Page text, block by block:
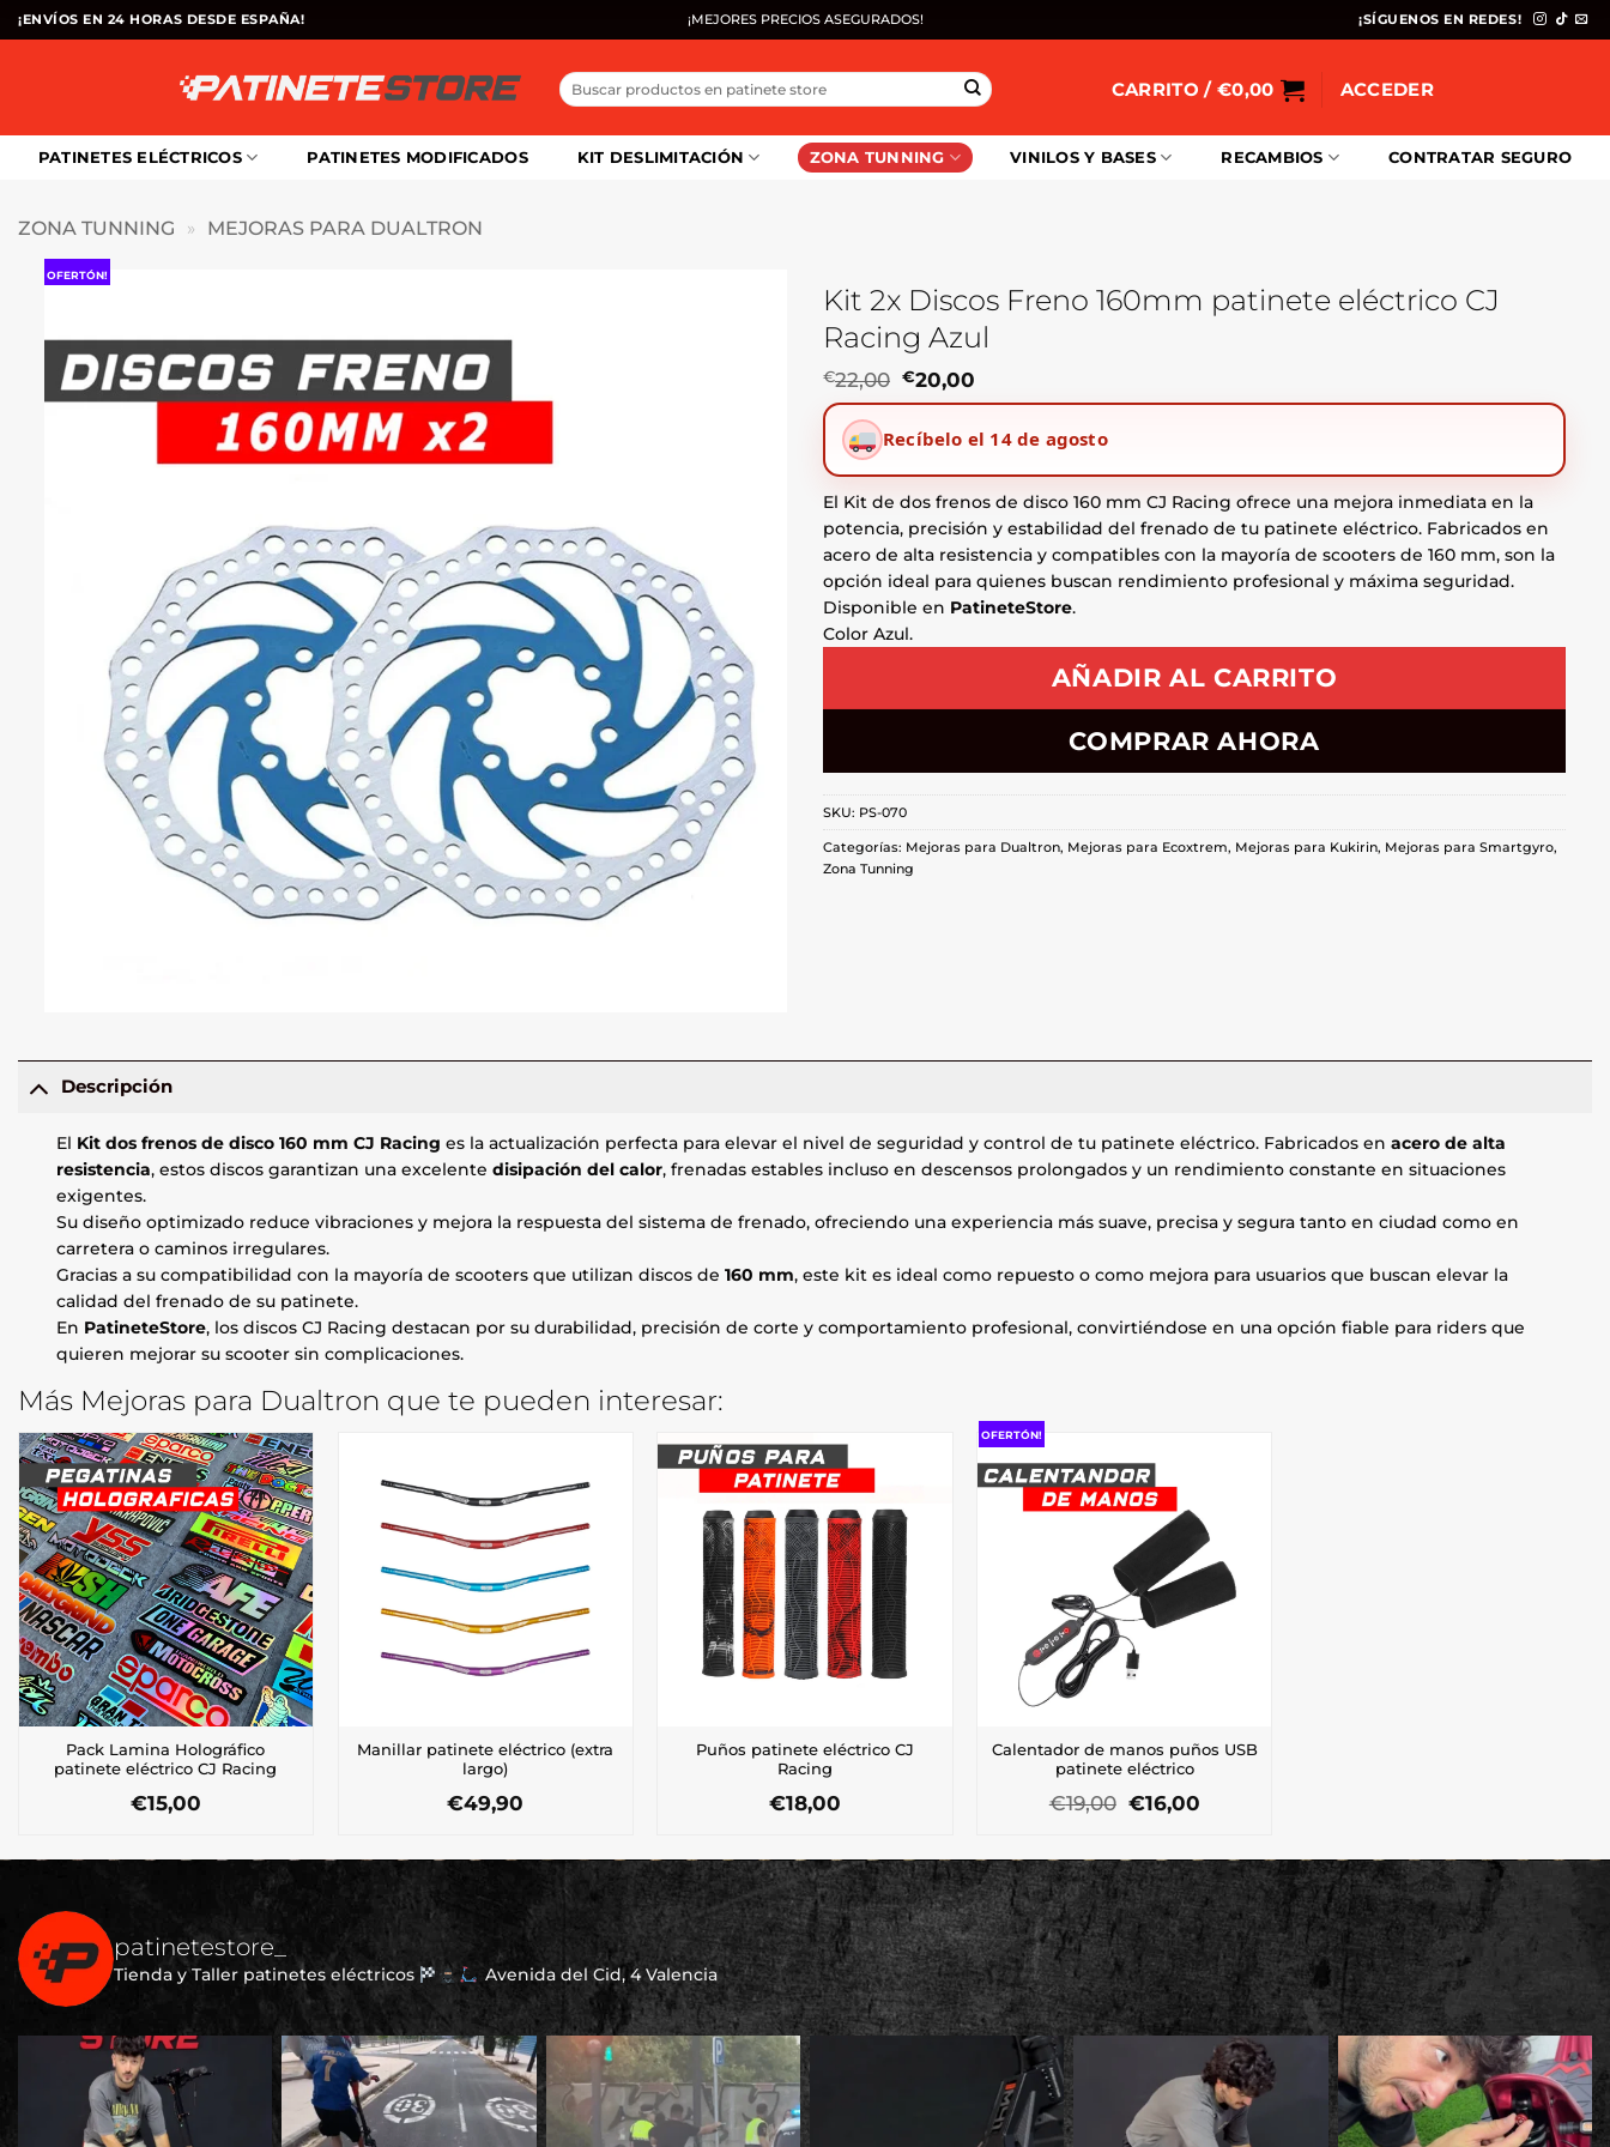
Saltar
al
¡ENVÍOS EN 24 HORAS DESDE ESPAÑA! ¡MEJORES PRECIOS ASEGURADOS! ¡SÍGUENOS EN REDES!
Buscar
por:
CARRITO / €0,00 ACCEDER
PATINETES ELÉCTRICOS PATINETES MODIFICADOS KIT DESLIMITACIÓN ZONA TUNNING VINILOS Y BASES RECAMBIOS CONTRATAR SEGURO
ZONA TUNNING » MEJORAS PARA DUALTRON
OFERTÓN!
Kit 2x Discos Freno 160mm patinete eléctrico CJ
Racing Azul
€22,00 El
precio
era:
€20,00
precio
es:
Recíbelo el 14 de agosto
El Kit de dos frenos de disco 160 mm CJ Racing ofrece una mejora inmediata en la
potencia, precisión y estabilidad del frenado de tu patinete eléctrico. Fabricados en
acero de alta resistencia y compatibles con la mayoría de scooters de 160 mm, son la
opción ideal para quienes buscan rendimiento profesional y máxima seguridad.
Disponible en PatineteStore.
Color Azul.
AÑADIR AL CARRITO
COMPRAR AHORA
SKU: PS-070
Categorías: Mejoras para Dualtron, Mejoras para Ecoxtrem, Mejoras para Kukirin, Mejoras para Smartgyro,
Zona Tunning
Descripción
El Kit dos frenos de disco 160 mm CJ Racing es la actualización perfecta para elevar el nivel de seguridad y control de tu patinete eléctrico. Fabricados enacero de alta
resistencia, estos discos garantizan una excelentedisipación del calor, frenadas estables incluso en descensos prolongados y un rendimiento constante en situaciones
exigentes.
Su diseño optimizado reduce vibraciones y mejora la respuesta del sistema de frenado, ofreciendo una experiencia más suave, precisa y segura tanto en ciudad como en
carretera o caminos irregulares.
Gracias a su compatibilidad con la mayoría de scooters que utilizan discos de160 mm, este kit es ideal como repuesto o como mejora para usuarios que buscan elevar la
calidad del frenado de su patinete.
En PatineteStore, los discos CJ Racing destacan por su durabilidad, precisión de corte y comportamiento profesional, convirtiéndose en una opción fiable para riders que
quieren mejorar su scooter sin complicaciones.
Más Mejoras para Dualtron que te pueden interesar:
Pack Lamina Holográfico
patinete eléctrico CJ Racing
€15,00
Las
opciones
pueden
elegir
la
página
de
Manillar patinete eléctrico (extra
largo)
€49,90
múltiples
variantes.
opciones
se
pueden
elegir
en
la
página
Puños patinete eléctrico CJ
Racing
€18,00
tiene
múltiples
variantes.
Las
opciones
se
pueden
elegir
en
la
de
OFERTÓN!
Calentador de manos puños USB
patinete eléctrico
€19,00 El
precio
era:
€19,00.
€16,00El
es:
€16,00.
patinetestore_
Tienda y Taller patinetes eléctricos Avenida del Cid, 4 Valencia